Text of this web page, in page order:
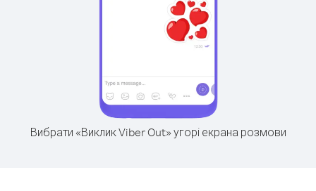
Вибрати «Виклик Viber Out» угорі екрана розмови